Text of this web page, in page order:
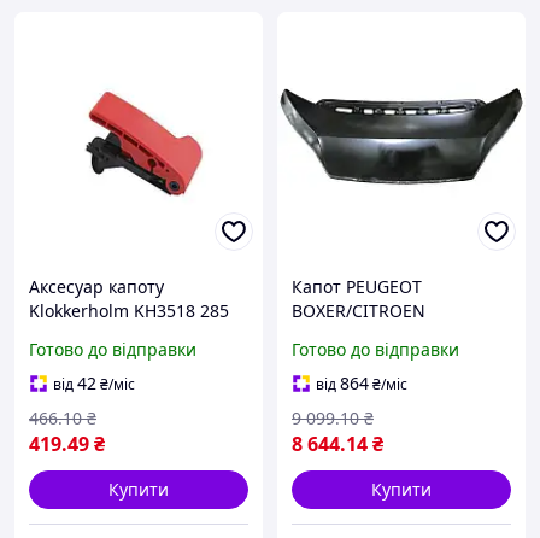
Аксесуар капоту
Klokkerholm KH3518 285
Готово до відправки
від42₴/міс
419.49₴
466.10 ₴
Купити
Капот PEUGEOT
BOXER/CITROEN
(250_) 2005- г.
Готово до відправки
від864₴/міс
8 644.14₴
9 099.10 ₴
Купити